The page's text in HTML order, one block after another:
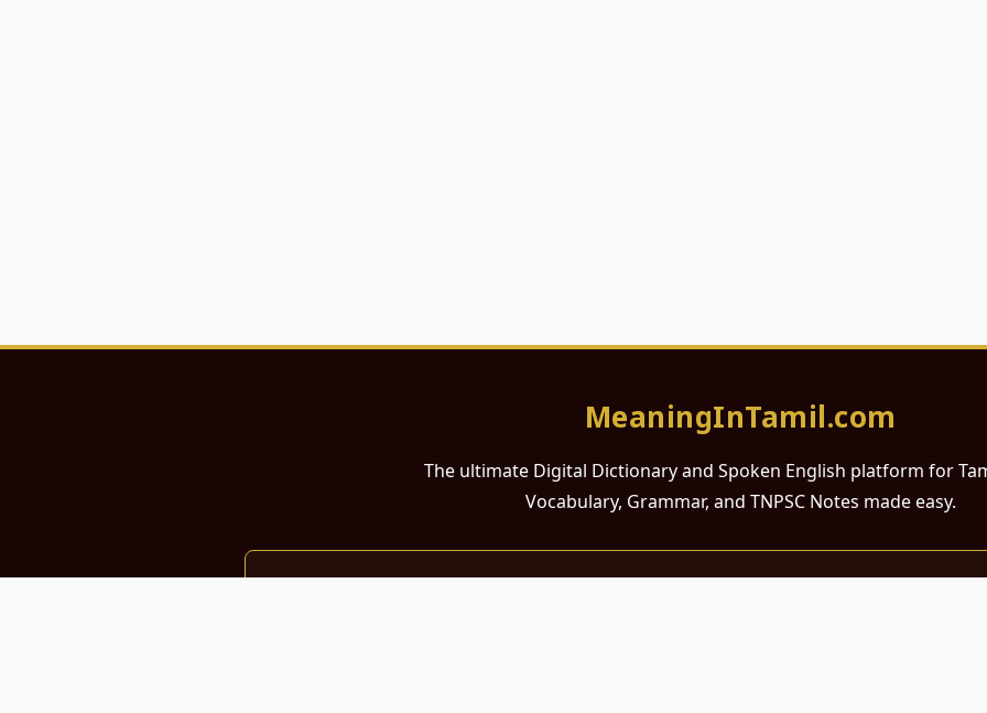
MeaningInTamil.com
The ultimate Digital Dictionary and Spoken English platform for
Vocabulary, Grammar, and TNPSC Notes made easy.